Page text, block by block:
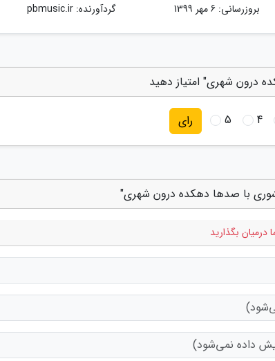
بروزرسانی: 6 مهر 1399 گردآورنده:pbmusic.ir
درون شهری" امتیاز دهید
4
5 رای
با صدها دهکده درون شهری"
درمیان بگذارید